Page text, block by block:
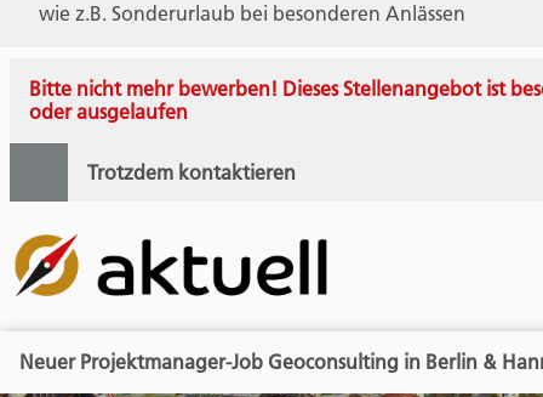
wie z.B. Sonderurlaub bei besonderen Anlässen
Bitte nicht mehr bewerben! Dieses Stellenangebot ist
oder ausgelaufen
Trotzdem kontaktieren
Neuer Projektmanager-Job Geoconsulting in Berlin &